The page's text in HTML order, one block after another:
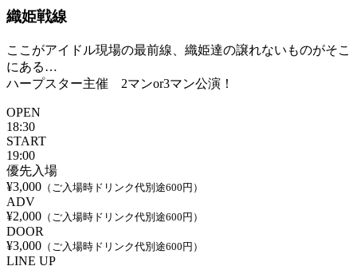
織姫戦線
ここがアイドル現場の最前線、織姫達の譲れないものがそこ
にある…
ハープスター主催 2マンor3マン公演！
OPEN
18:30
START
19:00
優先入場
¥3,000 （ご入場時ドリンク代別途600円）
ADV
¥2,000 （ご入場時ドリンク代別途600円）
DOOR
¥3,000 （ご入場時ドリンク代別途600円）
LINE UP